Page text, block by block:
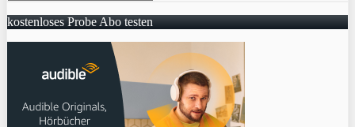
kostenloses Probe Abo testen